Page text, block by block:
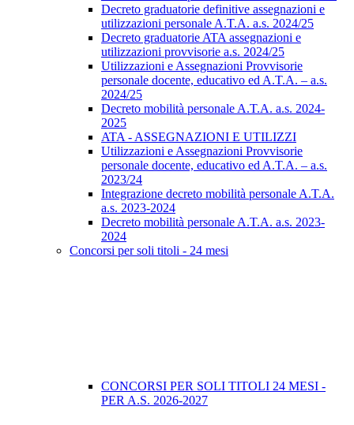
Decreto graduatorie definitive assegnazioni e
utilizzazioni personale A.T.A. a.s. 2024/25
Decreto graduatorie ATA assegnazioni e
utilizzazioni provvisorie a.s. 2024/25
Utilizzazioni e Assegnazioni Provvisorie
personale docente, educativo ed A.T.A. – a.s.
2024/25
Decreto mobilità personale A.T.A. a.s. 2024-
2025
ATA - ASSEGNAZIONI E UTILIZZI
Utilizzazioni e Assegnazioni Provvisorie
personale docente, educativo ed A.T.A. – a.s.
2023/24
Integrazione decreto mobilità personale A.T.A.
a.s. 2023-2024
Decreto mobilità personale A.T.A. a.s. 2023-
2024
Concorsi per soli titoli - 24 mesi
CONCORSI PER SOLI TITOLI 24 MESI -
PER A.S. 2026-2027